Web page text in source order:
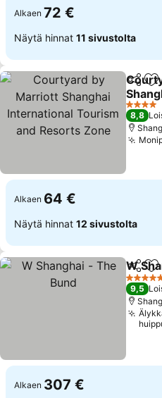
Alkaen 72 €
Näytä hinnat 11 sivustolta
Jaa
Zone
Katso
4
8,8
Alkaen 64 €
Näytä hinnat 12 sivustolta
Jaa
W
5
9,5
Alkaen 307 €